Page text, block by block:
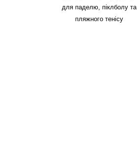
для паделю, піклболу та
пляжного тенісу